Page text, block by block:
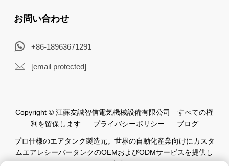
お問い合わせ
+86-18963671291
[email protected]
Copyright © 江蘇友誠智信電気機械設備有限公司 すべての権
利を留保します
プライバシーポリシー ブログ
プロ仕様のエアタンク製造元。世界の自動化産業向けにカスタ
ムエアレシーバータンクのOEMおよびODMサービスを提供し
ています。